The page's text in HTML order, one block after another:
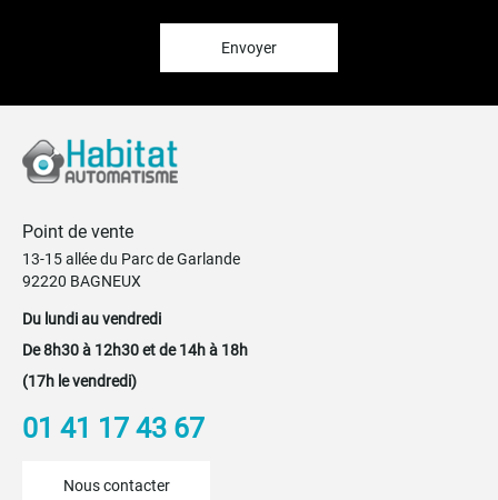
Envoyer
Point de vente
13-15 allée du Parc de Garlande
92220 BAGNEUX
Du lundi au vendredi
De 8h30 à 12h30 et de 14h à 18h
(17h le vendredi)
01 41 17 43 67
Nous contacter